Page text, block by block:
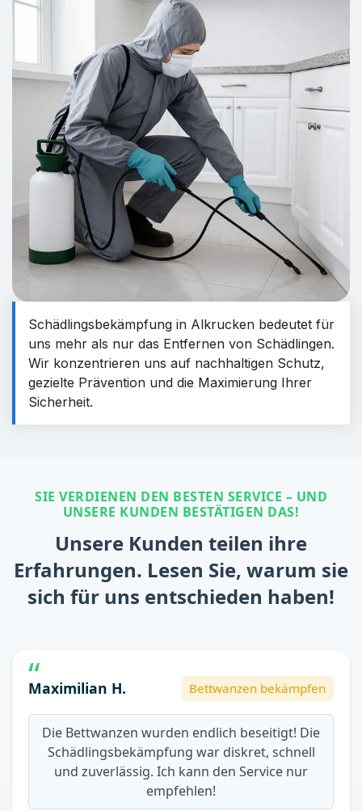
Schädlingsbekämpfung in Alkrucken bedeutet für
uns mehr als nur das Entfernen von Schädlingen.
Wir konzentrieren uns auf nachhaltigen Schutz,
gezielte Prävention und die Maximierung Ihrer
Sicherheit.
SIE VERDIENEN DEN BESTEN SERVICE – UND
UNSERE KUNDEN BESTÄTIGEN DAS!
Unsere Kunden teilen ihre
Erfahrungen. Lesen Sie, warum sie
sich für uns entschieden haben!
Maximilian H. Bettwanzen bekämpfen
Die Bettwanzen wurden endlich beseitigt! Die
Schädlingsbekämpfung war diskret, schnell
und zuverlässig. Ich kann den Service nur
empfehlen!